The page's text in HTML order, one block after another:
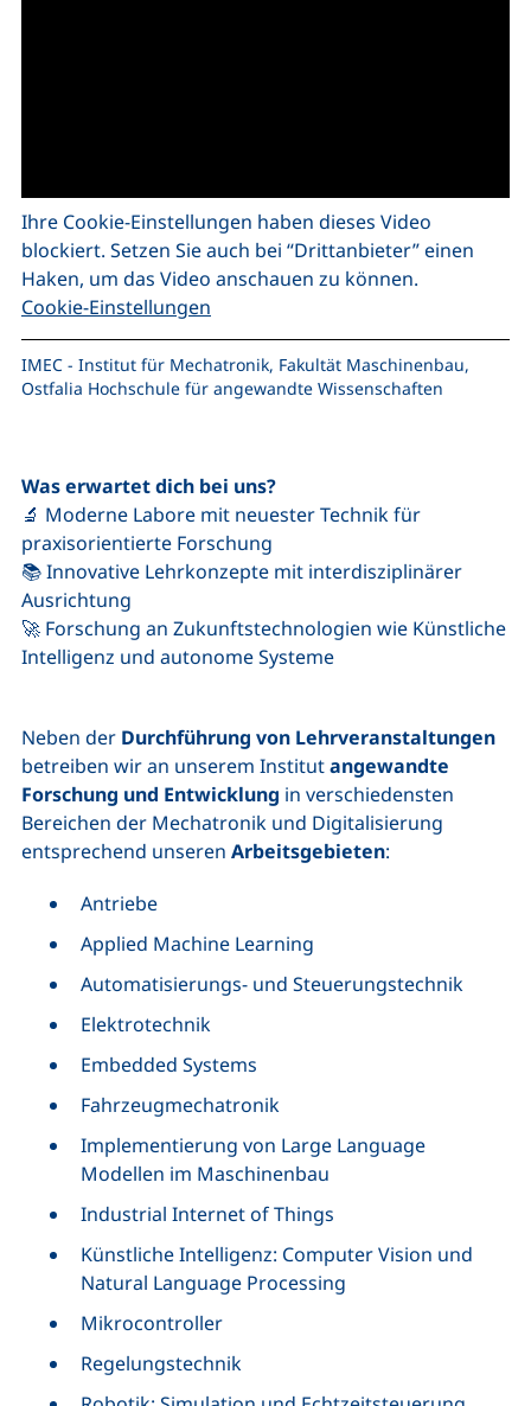
Ihre Cookie-Einstellungen haben dieses Video
blockiert. Setzen Sie auch bei “Drittanbieter” einen
Haken, um das Video anschauen zu können.
Cookie-Einstellungen
IMEC - Institut für Mechatronik, Fakultät Maschinenbau,
Ostfalia Hochschule für angewandte Wissenschaften
Was erwartet dich bei uns?
🔬 Moderne Labore mit neuester Technik für
praxisorientierte Forschung
📚 Innovative Lehrkonzepte mit interdisziplinärer
Ausrichtung
🚀 Forschung an Zukunftstechnologien wie Künstliche
Intelligenz und autonome Systeme
Neben der Durchführung von Lehrveranstaltungen
betreiben wir an unserem Institutangewandte
Forschung und Entwicklung in verschiedensten
Bereichen der Mechatronik und Digitalisierung
entsprechend unseren Arbeitsgebieten:
Antriebe
Applied Machine Learning
Automatisierungs- und Steuerungstechnik
Elektrotechnik
Embedded Systems
Fahrzeugmechatronik
Implementierung von Large Language
Modellen im Maschinenbau
Industrial Internet of Things
Künstliche Intelligenz: Computer Vision und
Natural Language Processing
Mikrocontroller
Regelungstechnik